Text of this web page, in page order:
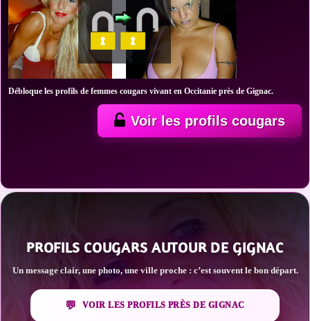
Débloque les profils de femmes cougars vivant en Occitanie près de Gignac.
Voir les profils cougars
PROFILS COUGARS AUTOUR DE GIGNAC
Un message clair, une photo, une ville proche : c’est souvent le bon départ.
VOIR LES PROFILS PRÈS DE GIGNAC